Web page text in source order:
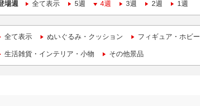
場週 全て表示 5週 4週 3週 2週 1週
全て表示 ぬいぐるみ・クッション フィギュア・ホビー
生活雑貨・インテリア・小物 その他景品